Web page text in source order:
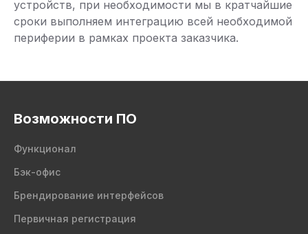
устройств, при необходимости мы в кратчайшие
сроки выполняем интеграцию всей необходимой
периферии в рамках проекта заказчика.
Возможности ПО
Функционал
Бэк-офис
Брендирование интерфейсов
Первичная регистрация